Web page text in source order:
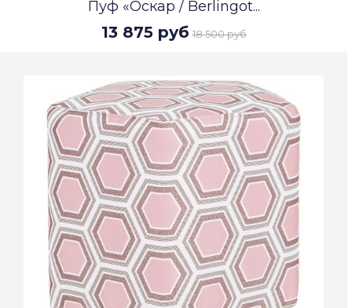
Пуф «Оскар / Berlingot...
13 875 руб 18 500 руб